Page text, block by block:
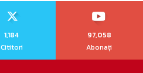
1,184
Cititori
97,058
Abonați